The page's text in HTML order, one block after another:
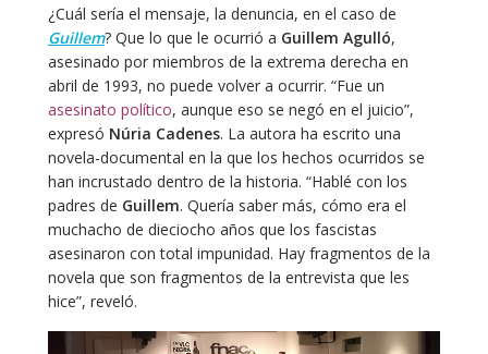
¿Cuál sería el mensaje, la denuncia, en el caso de
Guillem? Que lo que le ocurrió a Guillem Agulló,
asesinado por miembros de la extrema derecha en
abril de 1993, no puede volver a ocurrir. “Fue un
asesinato político, aunque eso se negó en el juicio”,
expresó Núria Cadenes. La autora ha escrito una
novela-documental en la que los hechos ocurridos se
han incrustado dentro de la historia. “Hablé con los
padres de Guillem. Quería saber más, cómo era el
muchacho de dieciocho años que los fascistas
asesinaron con total impunidad. Hay fragmentos de la
novela que son fragmentos de la entrevista que les
hice”, reveló.